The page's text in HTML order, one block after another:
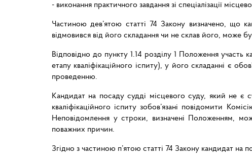
- виконання практичного завдання зі спеціалізації
Частиною дев’ятою статті 74 Закону визначено, що
відмовився від його складання чи не склав його, може
Відповідно до пункту 1.14 розділу 1 Положення участь
етапу кваліфікаційного іспиту), у його складанні є
проведенню.
Кандидат на посаду судді місцевого суду, який не є
кваліфікаційного іспиту зобов’язані повідомити
Неповідомлення у строки, визначені Положенням,
поважних причин.
Згідно з частиною п’ятою статті 74 Закону кандидат на